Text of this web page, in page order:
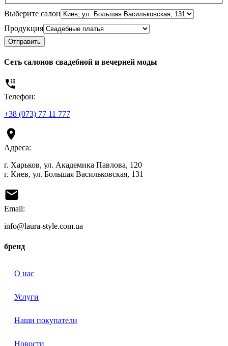
Выберите салон
Продукция
Отправить
Сеть салонов свадебной и вечерней моды
Телефон:
+38 (073) 77 11 777
Адреса:
г. Харьков, ул. Академика Павлова, 120
г. Киев, ул. Большая Васильковская, 131
Email:
info@laura-style.com.ua
бренд
О нас
Услуги
Наши покупатели
Новости